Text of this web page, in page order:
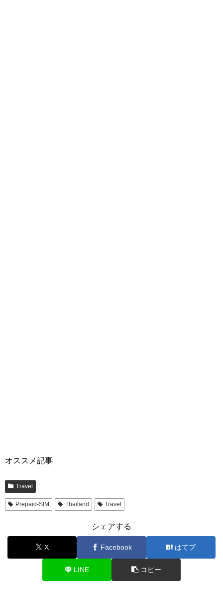
オススメ記事
Travel
Prepaid-SIM Thailand Travel
シェアする
X Facebook はてブ
LINE コピー